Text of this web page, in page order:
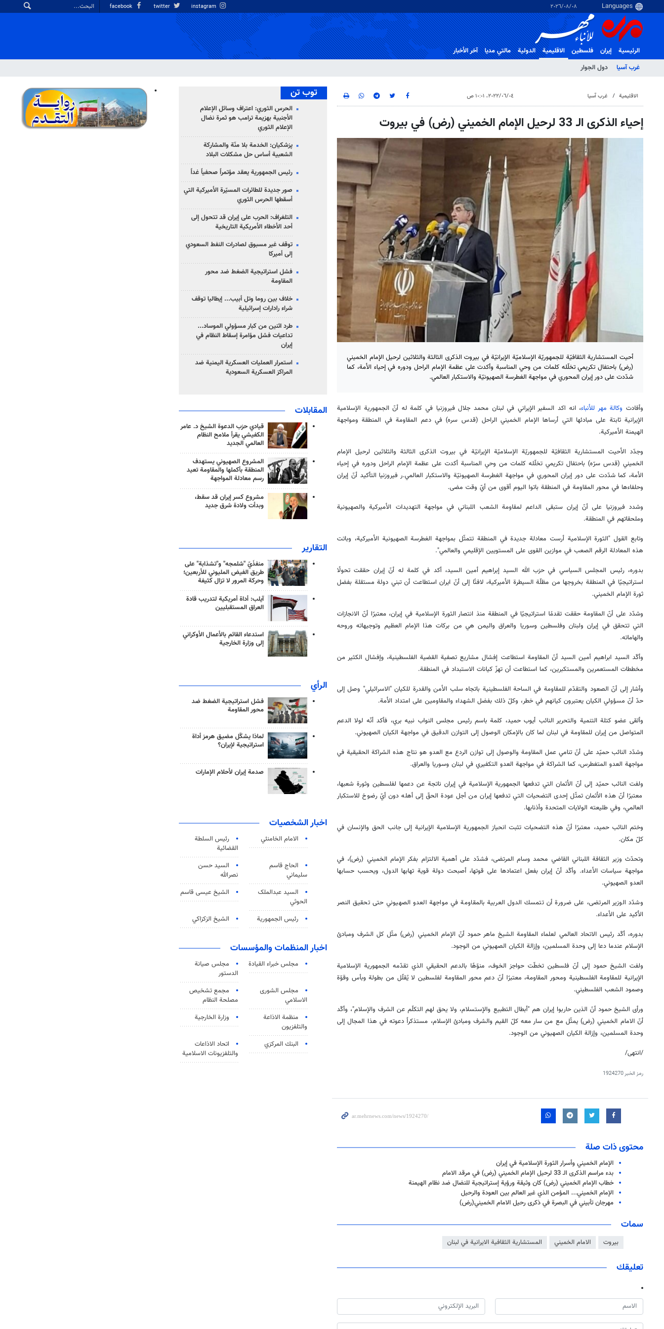
٠٨‏/٠٨‏/٢٠٢٦
الرئيسية إيران فلسطین
الاقلیمیة
غرب آسیا
دول الجوار
الدولية مالتي مدیا آخر الأخبار
الاقلیمیة غرب آسیا ٠٤‏/٠٦‏/٢٠٢٢، ١٠:٠١ ص
إحياء الذكرى الـ 33 لرحيل الإمام الخميني (رض) في بيروت
أحيت المستشارية الثقافيّة للجمهوريّة الإسلاميّة الإيرانيّة في بيروت الذكرى الثالثة والثلاثين لرحيل الإمام الخميني
(رض) باحتفال تكريمي تخلّله كلمات من وحي المناسبة وأكدت على عظمة الإمام الراحل ودوره في إحياء الأمة، كما
شدّدت على دور إيران المحوري في مواجهة الغطرسة الصهيونيّة والاستكبار العالمي.
وأفادت وكالة مهر للأنباء، انه اكد السفير الإيراني في لبنان محمد جلال فيروزنيا في كلمة له أنّ الجمهورية الإسلامية
الإيرانية ثابتة على مبادئها التي أرساها الإمام الخميني الراحل (قدس سره) في دعم المقاومة في المنطقة ومواجهة
الهيمنة الأميركية.
وجدّد الأحيت المستشارية الثقافيّة للجمهوريّة الإسلاميّة الإيرانيّة في بيروت الذكرى الثالثة والثلاثين لرحيل الإمام
الخميني (قدس سرّه) باحتفال تكريمي تخلّله كلمات من وحي المناسبة أكدت على عظمة الإمام الراحل ودوره في إحياء
الأمة، كما شدّدت على دور إيران المحوري في مواجهة الغطرسة الصهيونيّة والاستكبار العالمي.ر فيروزنيا التأكيد أنّ إيران
وحلفاءها في محور المقاومة في المنطقة باتوا اليوم أقوى من أيّ وقت مضى.
وشدد فيروزنيا على أنّ إيران ستبقى الداعم لمقاومة الشعب اللبناني في مواجهة التهديدات الأميركية والصهيونية
وملحقاتهم في المنطقة.
وتابع القول "الثورة الإسلامية أرست معادلة جديدة في المنطقة تتمثّل بمواجهة الغطرسة الصهيونية الأميركية، وباتت
هذه المعادلة الرقم الصعب في موازين القوى على المستويين الإقليمي والعالمي".
بدوره، رئيس المجلس السياسي في حزب الله السيد إبراهيم أمين السيد، أكد في كلمة له أنّ إيران حققت تحولًا
استراتيجيًا في المنطقة بخروجها من مظلّة السيطرة الأميركية، لافتًا إلى أنّ ايران استطاعت أن تبني دولة مستقلة بفضل
ثورة الإمام الخميني.
وشدّد على أنّ المقاومة حققت تقدمًا استراتيجيًا في المنطقة منذ انتصار الثورة الإسلامية في إيران، معتبرًا أنّ الانجازات
التي تتحقق في إيران ولبنان وفلسطين وسوريا والعراق واليمن هي من بركات هذا الإمام العظيم وتوجيهاته وروحه
والهاماته.
وأكّد السيد ابراهيم أمين السيد أنّ المقاومة استطاعت إفشال مشاريع تصفية القضية الفلسطينية، وإفشال الكثير من
مخططات المستعمرين والمستكبرين، كما استطاعت أن تهزّ كيانات الاستبداد في المنطقة.
وأشار إلى أنّ الصعود والتقدّم للمقاومة في الساحة الفلسطينية باتجاه سلب الأمن والقدرة للكيان "الاسرائيلي" وصل إلى
حدّ أنّ مسؤولي الكيان يعتبرون كيانهم في خطر، وكلّ ذلك بفضل الشهداء والمقاومين على امتداد الأمة.
وألقى عضو كتلة التنمية والتحرير النائب أيوب حميد، كلمة باسم رئيس مجلس النواب نبيه بري، فأكد أنّه لولا الدعم
المتواصل من إيران للمقاومة في لبنان لما كان بالإمكان الوصول إلى التوازن الدقيق في مواجهة الكيان الصهيوني.
وشدّد النائب حميّد على أنّ تنامي عمل المقاومة والوصول إلى توازن الردع مع العدو هو نتاج هذه الشراكة الحقيقية في
مواجهة العدو المتغطرس، كما الشراكة في مواجهة العدو التكفيري في لبنان وسوريا والعراق.
ولفت النائب حميّد إلى أنّ الأثمان التي تدفعها الجمهورية الإسلامية في إيران ناتجة عن دعمها لفلسطين وثورة شعبها،
معتبرًا أنّ هذه الأثمان تمثّل إحدى التضحيات التي تدفعها إيران من أجل عودة الحقّ إلى أهله دون أيّ رضوخ للاستكبار
العالمي، وفي طليعته الولايات المتحدة وأذنابها.
وختم النائب حميد، معتبرًا أنّ هذه التضحيات تثبت انحياز الجمهورية الإسلامية الإيرانية إلى جانب الحق والإنسان في
كلّ مكان.
وتحدّث وزير الثقافة اللبناني القاضي محمد وسام المرتضى، فشدّد على أهمية الالتزام بفكر الإمام الخميني (رض)، في
مواجهة سياسات الأعداء. وأكّد أنّ إيران بفعل اعتمادها على قوتها، أصبحت دولة قوية تهابها الدول، ويحسب حسابها
العدو الصهيوني.
وشدّد الوزير المرتضى، على ضرورة أن تتمسك الدول العربية بالمقاومة في مواجهة العدو الصهيوني حتى تحقيق النصر
الأكيد على الأعداء.
بدوره، أكّد رئيس الاتحاد العالمي لعلماء المقاومة الشيخ ماهر حمود أنّ الإمام الخميني (رض) مثّل كل الشرف ومبادئ
الإسلام عندما دعا إلى وحدة المسلمين، وإزالة الكيان الصهيوني من الوجود.
ولفت الشيخ حمود إلى أنّ فلسطين تخطّت حواجز الخوف، منوّهًا بالدعم الحقيقي الذي تقدّمه الجمهورية الإسلامية
الإيرانية للمقاومة الفلسطينية ومحور المقاومة، معتبرًا أنّ دعم محور المقاومة لفلسطين لا يُقلّل من بطولة وبأس وقوّة
وصمود الشعب الفلسطيني.
ورأى الشيخ حمود أنّ الذين حاربوا إيران هم "أبطال التطبيع والإستسلام، ولا يحق لهم التكلّم عن الشرف والإسلام"، وأكّد
أنّ الامام الخميني (رض) يمثّل مع من سار معه كلّ القيم والشرف ومبادئ الإسلام، مستذكراً دعوته في هذا المجال إلى
وحدة المسلمين، وإزالة الكيان الصهيوني من الوجود.
/انتهى/
رمز الخبر1924270
محتوى ذات صلة
الإمام الخميني وأسرار الثورة الإسلامية في إيران
بدء مراسم الذكرى الـ 33 لرحيل الإمام الخميني (رض) في مرقد الامام
خطاب الإمام الخميني (رض) كان وثيقة ورؤية إستراتيجية للنضال ضد نظام الهيمنة
الإمام الخميني... المؤمن الذي غير العالم بين العودة والرحيل
مهرجان تأبيني في البصرة في ذكری رحيل الامام الخميني(رض)
سمات
بيروت الامام الخميني المستشارية الثقافية الايرانية في لبنان
تعليقك
توب تن
الحرس الثوري: اعتراف وسائل الإعلام
الأجنبية بهزيمة ترامب هو ثمرة نضال
الإعلام الثوري
پزشکیان: الخدمة بلا منّة والمشاركة
الشعبية أساس حل مشكلات البلاد
رئيس الجمهورية يعقد مؤتمراً صحفياً غداً
صور جديدة للطائرات المسيّرة الأميركية التي
أسقطها الحرس الثوري
التلغراف: الحرب على إيران قد تتحول إلى
أحد الأخطاء الأمريكية التاريخية
توقف غير مسبوق لصادرات النفط السعودي
إلى أميركا
فشل استراتيجية الضغط ضد محور
المقاومة
خلاف بين روما وتل أبيب... إيطاليا توقف
شراء رادارات إسرائيلية
طرد اثنين من كبار مسؤولي الموساد...
تداعيات فشل مؤامرة إسقاط النظام في
إيران
استمرار العمليات العسكرية اليمنية ضد
المراكز العسكرية السعودية
المقابلات
قيادي حزب الدعوة الشيخ د. عامر
الكفيشي يقرأ ملامح النظام
العالمي الجديد
المشروع الصهيوني يستهدف
المنطقة بأكملها والمقاومة تعيد
رسم معادلة المواجهة
مشروع كسر إيران قد سقط،
وبدأت ولادة شرق جديد
التقارير
منفذَيّ "شلمجه" و"تشذابة" على
طريق الفيض المليوني للأربعين؛
وحركة المرور لا تزال كثيفة
آيلب: أداة أمريكية لتدريب قادة
العراق المستقبليين
استدعاء القائم بالأعمال الأوكراني
إلى وزارة الخارجية
الرأي
فشل استراتيجية الضغط ضد
محور المقاومة
لماذا يشكّل مضيق هرمز أداة
استراتيجية لإيران؟
صدمة إيران لأحلام الإمارات
اخبار الشخصيات
الامام الخامنئي
رئیس السلطة
القضائیة
الحاج قاسم
سليماني
السيد حسن
نصرالله
السید عبدالملک
الحوثي
الشيخ عيسى قاسم
رئيس الجمهورية الشيخ الزكزاكي
اخبار المنظمات والمؤسسات
مجلس خبراء القيادة
مجلس صيانة
الدستور
مجلس الشورى
الاسلامي
مجمع تشخيص
مصلحة النظام
منظمة الاذاعة
والتلفزیون
وزارة الخارجية
البنك المركزي
اتحاد الاذاعات
والتلفزيونات الاسلامية